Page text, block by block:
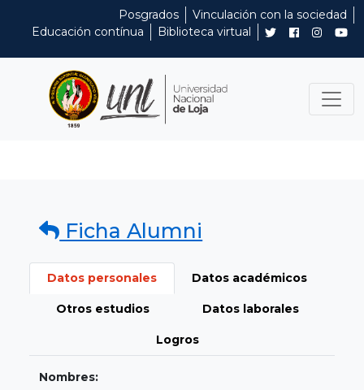
Posgrados
Vinculación con la sociedad
Educación contínua
Biblioteca virtual
Ficha Alumni
Datos personales Datos académicos
Otros estudios Datos laborales
Logros
Nombres: